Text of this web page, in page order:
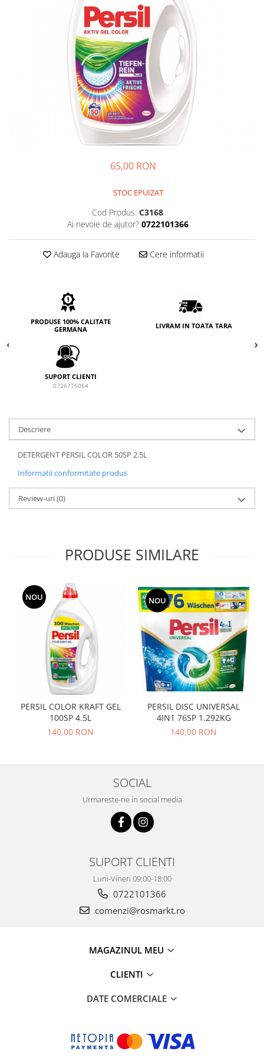
VITAMINE / EFERVESCENTE
INĂLBITOR SI SOLUȚII PENTRU
INDEPĂRTAREA PETELOR
ODORIZANTE DE BAIE
ODORIZANTE DE CAMERĂ
PROSOAPE DE BUCĂTARIE / LAVETE
65,00 RON
STOC EPUIZAT
Cod Produs: C3168
Ai nevoie de ajutor? 0722101366
Adauga la Favorite Cere informatii
PRODUSE 100% CALITATE
GERMANA
LIVRAM IN TOATA TARA
SUPORT CLIENTI
0726775064
Descriere
DETERGENT PERSIL COLOR 50SP 2.5L
Informatii conformitate produs
Review-uri(0)
PRODUSE SIMILARE
NOU
PERSIL COLOR KRAFT GEL
100SP 4.5L
140,00 RON
NOU
PERSIL DISC UNIVERSAL
4IN1 76SP 1.292KG
140,00 RON
SOCIAL
Urmareste-ne in social media
SUPORT CLIENTI
Luni-Vineri 09:00-18:00
0722101366
comenzi@rosmarkt.ro
MAGAZINUL MEU
CLIENTI
DATE COMERCIALE